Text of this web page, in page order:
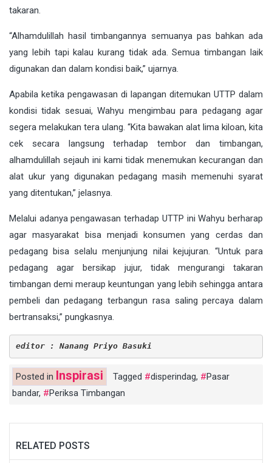
takaran.
“Alhamdulillah hasil timbangannya semuanya pas bahkan ada
yang lebih tapi kalau kurang tidak ada. Semua timbangan laik
digunakan dan dalam kondisi baik,” ujarnya.
Apabila ketika pengawasan di lapangan ditemukan UTTP dalam
kondisi tidak sesuai, Wahyu mengimbau para pedagang agar
segera melakukan tera ulang. “Kita bawakan alat lima kiloan, kita
cek secara langsung terhadap tembor dan timbangan,
alhamdulillah sejauh ini kami tidak menemukan kecurangan dan
alat ukur yang digunakan pedagang masih memenuhi syarat
yang ditentukan,” jelasnya.
Melalui adanya pengawasan terhadap UTTP ini Wahyu berharap
agar masyarakat bisa menjadi konsumen yang cerdas dan
pedagang bisa selalu menjunjung nilai kejujuran. “Untuk para
pedagang agar bersikap jujur, tidak mengurangi takaran
timbangan demi meraup keuntungan yang lebih sehingga antara
pembeli dan pedagang terbangun rasa saling percaya dalam
bertransaksi,” pungkasnya.
editor : Nanang Priyo Basuki
Posted in Inspirasi Tagged disperindag,
Pasar
bandar, Periksa Timbangan
RELATED POSTS